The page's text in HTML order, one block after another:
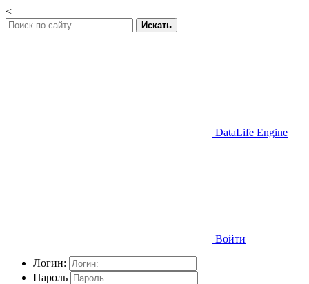
<
Искать
DataLife Engine
Войти
Логин:
Пароль